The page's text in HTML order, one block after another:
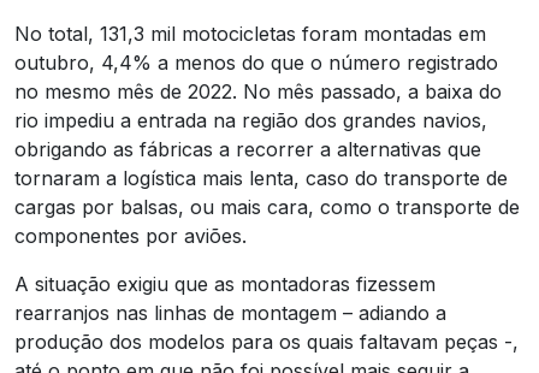
No total, 131,3 mil motocicletas foram montadas em
outubro, 4,4% a menos do que o número registrado
no mesmo mês de 2022. No mês passado, a baixa do
rio impediu a entrada na região dos grandes navios,
obrigando as fábricas a recorrer a alternativas que
tornaram a logística mais lenta, caso do transporte de
cargas por balsas, ou mais cara, como o transporte de
componentes por aviões.
A situação exigiu que as montadoras fizessem
rearranjos nas linhas de montagem – adiando a
produção dos modelos para os quais faltavam peças -,